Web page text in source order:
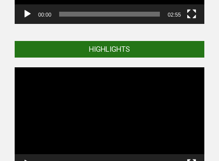
00:00 02:55
HIGHLIGHTS